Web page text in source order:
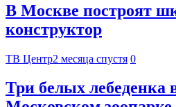
В Москве построят
конструктор
ТВ Центр2 месяца спустя 0
Три белых лебеденка